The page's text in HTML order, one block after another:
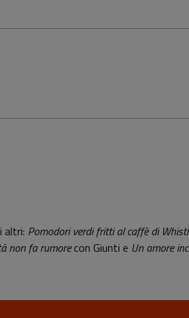
altri: Pomodori verdi fritti al caffè di
non fa rumorecon Giunti e Un amore